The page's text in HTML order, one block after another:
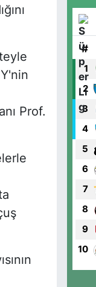
Prof.
#
1
2
3
4
5
6
7
8
9
10